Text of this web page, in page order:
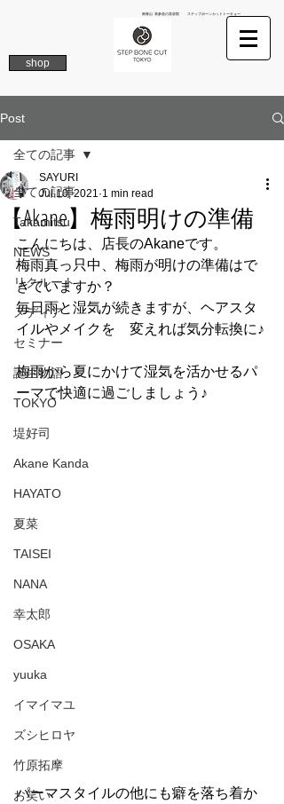
南青山 表参道の美容院 ステップボーンカットトーキョー
shop
Post
全ての記事
Takamitsu
NEWS
リクルート
メディア
セミナー
誕生物語
TOKYO
堤好司
Akane Kanda
HAYATO
夏菜
TAISEI
NANA
幸太郎
OSAKA
yuuka
イマイマユ
ズシヒロヤ
竹原拓摩
お笑い
全ての記事
【Akane】梅雨明けの準備
SAYURI
Jul 10, 2021 1 min read
こんにちは、店長のAkaneです。
梅雨真っ只中、梅雨が明けの準備はで
きていますか？
毎日雨と湿気が続きますが、ヘアスタ
イルやメイクを　変えれば気分転換に♪
梅雨から夏にかけて湿気を活かせるパ
ーマで快適に過ごしましょう♪
パーマスタイルの他にも癖を落ち着か